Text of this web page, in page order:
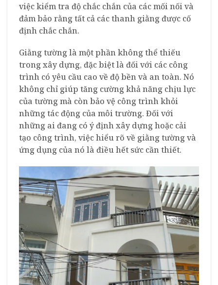
việc kiểm tra độ chắc chắn của các mối nối và
đảm bảo rằng tất cả các thanh giằng được cố
định chắc chắn.
Giằng tường là một phần không thể thiếu
trong xây dựng, đặc biệt là đối với các công
trình có yêu cầu cao về độ bền và an toàn. Nó
không chỉ giúp tăng cường khả năng chịu lực
của tường mà còn bảo vệ công trình khỏi
những tác động của môi trường. Đối với
những ai đang có ý định xây dựng hoặc cải
tạo công trình, việc hiểu rõ về giằng tường và
ứng dụng của nó là điều hết sức cần thiết.